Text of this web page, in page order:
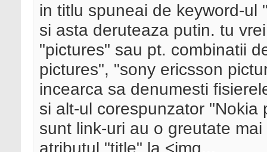
in titlu spuneai de keyword-ul
si asta deruteaza putin. tu
"pictures" sau pt. combinatii
pictures", "sony ericsson
incearca sa denumesti
si alt-ul corespunzator
sunt link-uri au o greutate
atributul "title" la <img...